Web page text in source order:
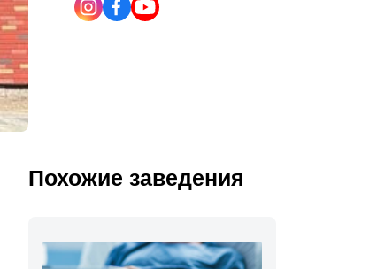
Похожие заведения